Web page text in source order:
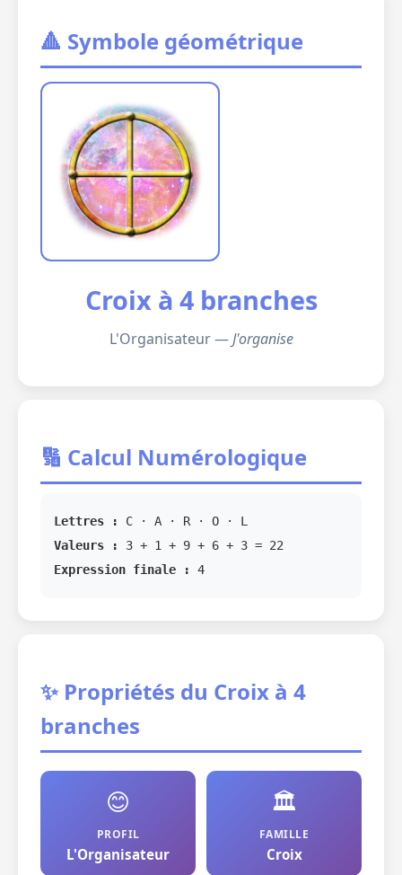
🔺 Symbole géométrique
Croix à 4 branches
L'Organisateur —J'organise
🔢 Calcul Numérologique
Lettres :
C · A · R · O · L
Valeurs :
3 + 1 + 9 + 6 + 3 = 22
Expression finale :
4
✨ Propriétés du Croix à 4
branches
😊
PROFIL
L'Organisateur
🏛️
FAMILLE
Croix